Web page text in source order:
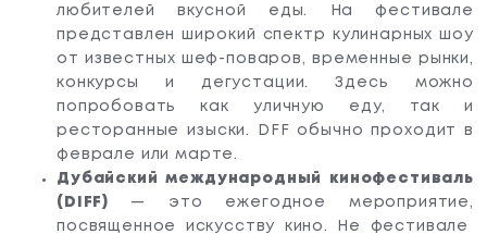
любителей вкусной еды. На фестивале
представлен широкий спектр кулинарных шоу
от известных шеф-поваров, временные рынки,
конкурсы и дегустации. Здесь можно
попробовать как уличную еду, так и
ресторанные изыски. DFF обычно проходит в
феврале или марте.
Дубайский международный кинофестиваль
(DIFF) — это ежегодное мероприятие,
посвященное искусству кино. Не фестивале